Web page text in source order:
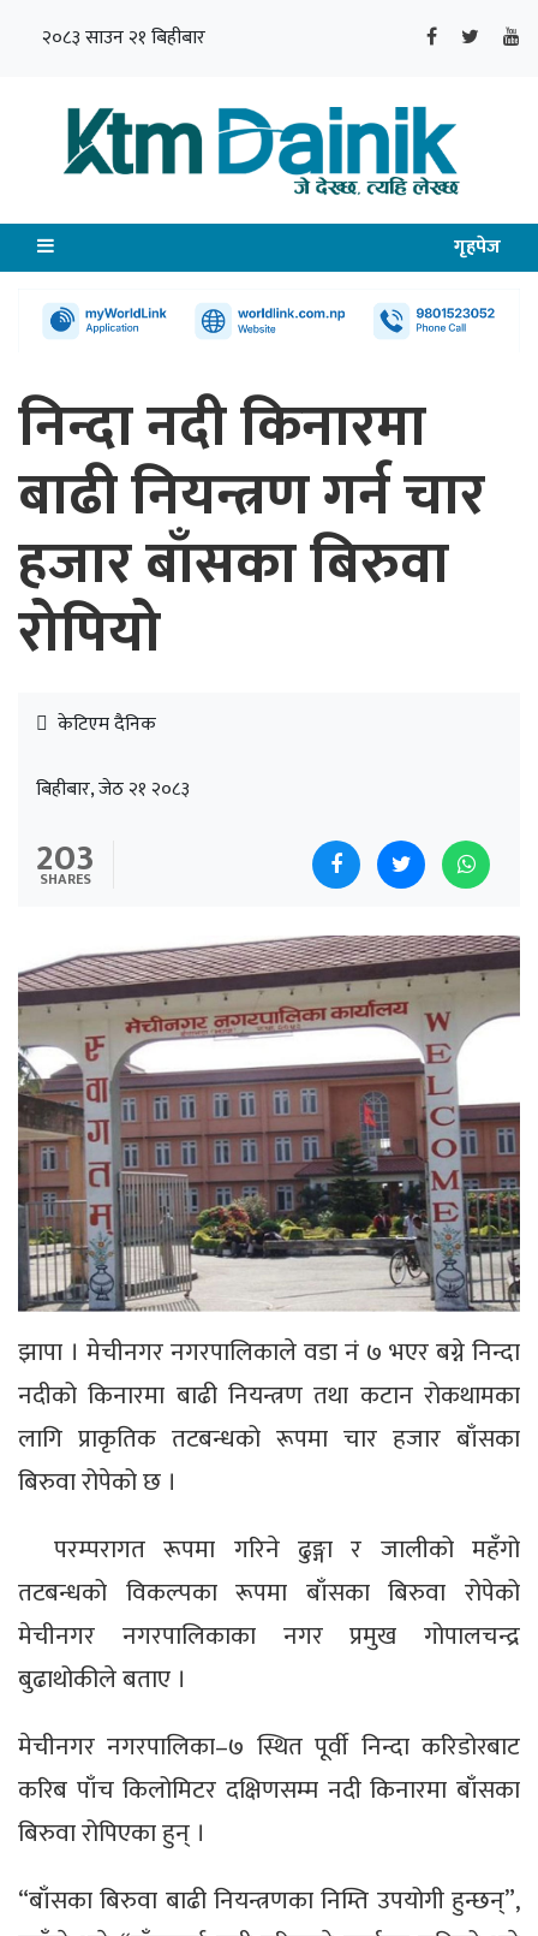
२०८३ साउन २१ बिहीबार
गृहपेज
निन्दा नदी किनारमा
बाढी नियन्त्रण गर्न चार
हजार बाँसका बिरुवा
रोपियो
केटिएम दैनिक
बिहीबार, जेठ २१ २०८३
203
SHARES
झापा । मेचीनगर नगरपालिकाले वडा नं ७ भएर बग्ने निन्दा
नदीको किनारमा बाढी नियन्त्रण तथा कटान रोकथामका
लागि प्राकृतिक तटबन्धको रूपमा चार हजार बाँसका
बिरुवा रोपेको छ ।
परम्परागत रूपमा गरिने ढुङ्गा र जालीको महँगो
तटबन्धको विकल्पका रूपमा बाँसका बिरुवा रोपेको
मेचीनगर नगरपालिकाका नगर प्रमुख गोपालचन्द्र
बुढाथोकीले बताए ।
मेचीनगर नगरपालिका–७ स्थित पूर्वी निन्दा करिडोरबाट
करिब पाँच किलोमिटर दक्षिणसम्म नदी किनारमा बाँसका
बिरुवा रोपिएका हुन् ।
“बाँसका बिरुवा बाढी नियन्त्रणका निम्ति उपयोगी हुन्छन्”,